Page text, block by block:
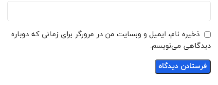
ذخیره نام، ایمیل و وبسایت من در مرورگر برای زمانی که دوباره
دیدگاهی می‌نویسم.